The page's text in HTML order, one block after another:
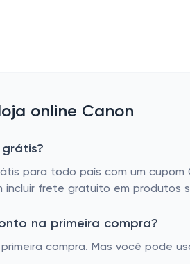
online Canon
para todo país com um
frete gratuito em
na primeira compra?
compra. Mas você pode